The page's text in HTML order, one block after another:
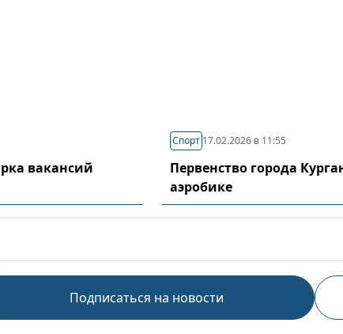
вакансий
Спорт 17.02.2026 в 11:55
Первенство города
аэробике
Подписаться на новости